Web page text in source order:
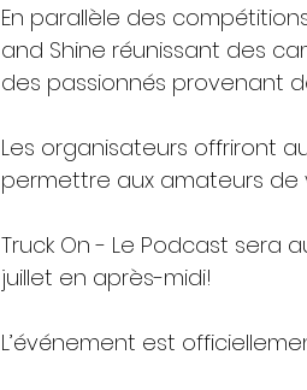
En parallèle des
and Shine réunissant des
des passionnés provenant
Les organisateurs offriront
permettre aux amateurs de
Truck On - Le Podcast sera
juillet en après-midi!
L’événement est